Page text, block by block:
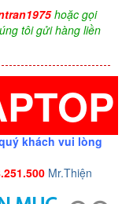
hoặc gọi
tôi gửi hàng liền
khách vui lòng
Mr.Thiện